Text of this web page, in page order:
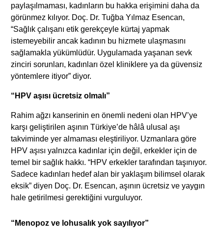
paylaşılmaması, kadınların bu hakka erişimini daha da
görünmez kılıyor. Doç. Dr. Tuğba Yılmaz Esencan,
“Sağlık çalışanı etik gerekçeyle kürtaj yapmak
istemeyebilir ancak kadının bu hizmete ulaşmasını
sağlamakla yükümlüdür. Uygulamada yaşanan sevk
zinciri sorunları, kadınları özel kliniklere ya da güvensiz
yöntemlere itiyor” diyor.
“HPV aşısı ücretsiz olmalı”
Rahim ağzı kanserinin en önemli nedeni olan HPV’ye
karşı geliştirilen aşının Türkiye’de hâlâ ulusal aşı
takviminde yer almaması eleştiriliyor. Uzmanlara göre
HPV aşısı yalnızca kadınlar için değil, erkekler için de
temel bir sağlık hakkı. “HPV erkekler tarafından taşınıyor.
Sadece kadınları hedef alan bir yaklaşım bilimsel olarak
eksik” diyen Doç. Dr. Esencan, aşının ücretsiz ve yaygın
hale getirilmesi gerektiğini vurguluyor.
“Menopoz ve lohusalık yok sayılıyor”